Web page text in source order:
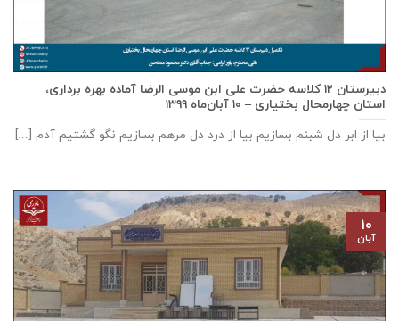
دبيرستان ١٢ كلاسه حضرت علی ابن موسی الرضا آماده بهره برداری،
استان چهارمحال بختياری – ۱۰ آبان‌ماه ۱۳۹۹
بیا از ابر دل شبنم بسازیم بیا از درد دل مرهم بسازیم نگو گشتیم آدم [...]
۱۰
آبان